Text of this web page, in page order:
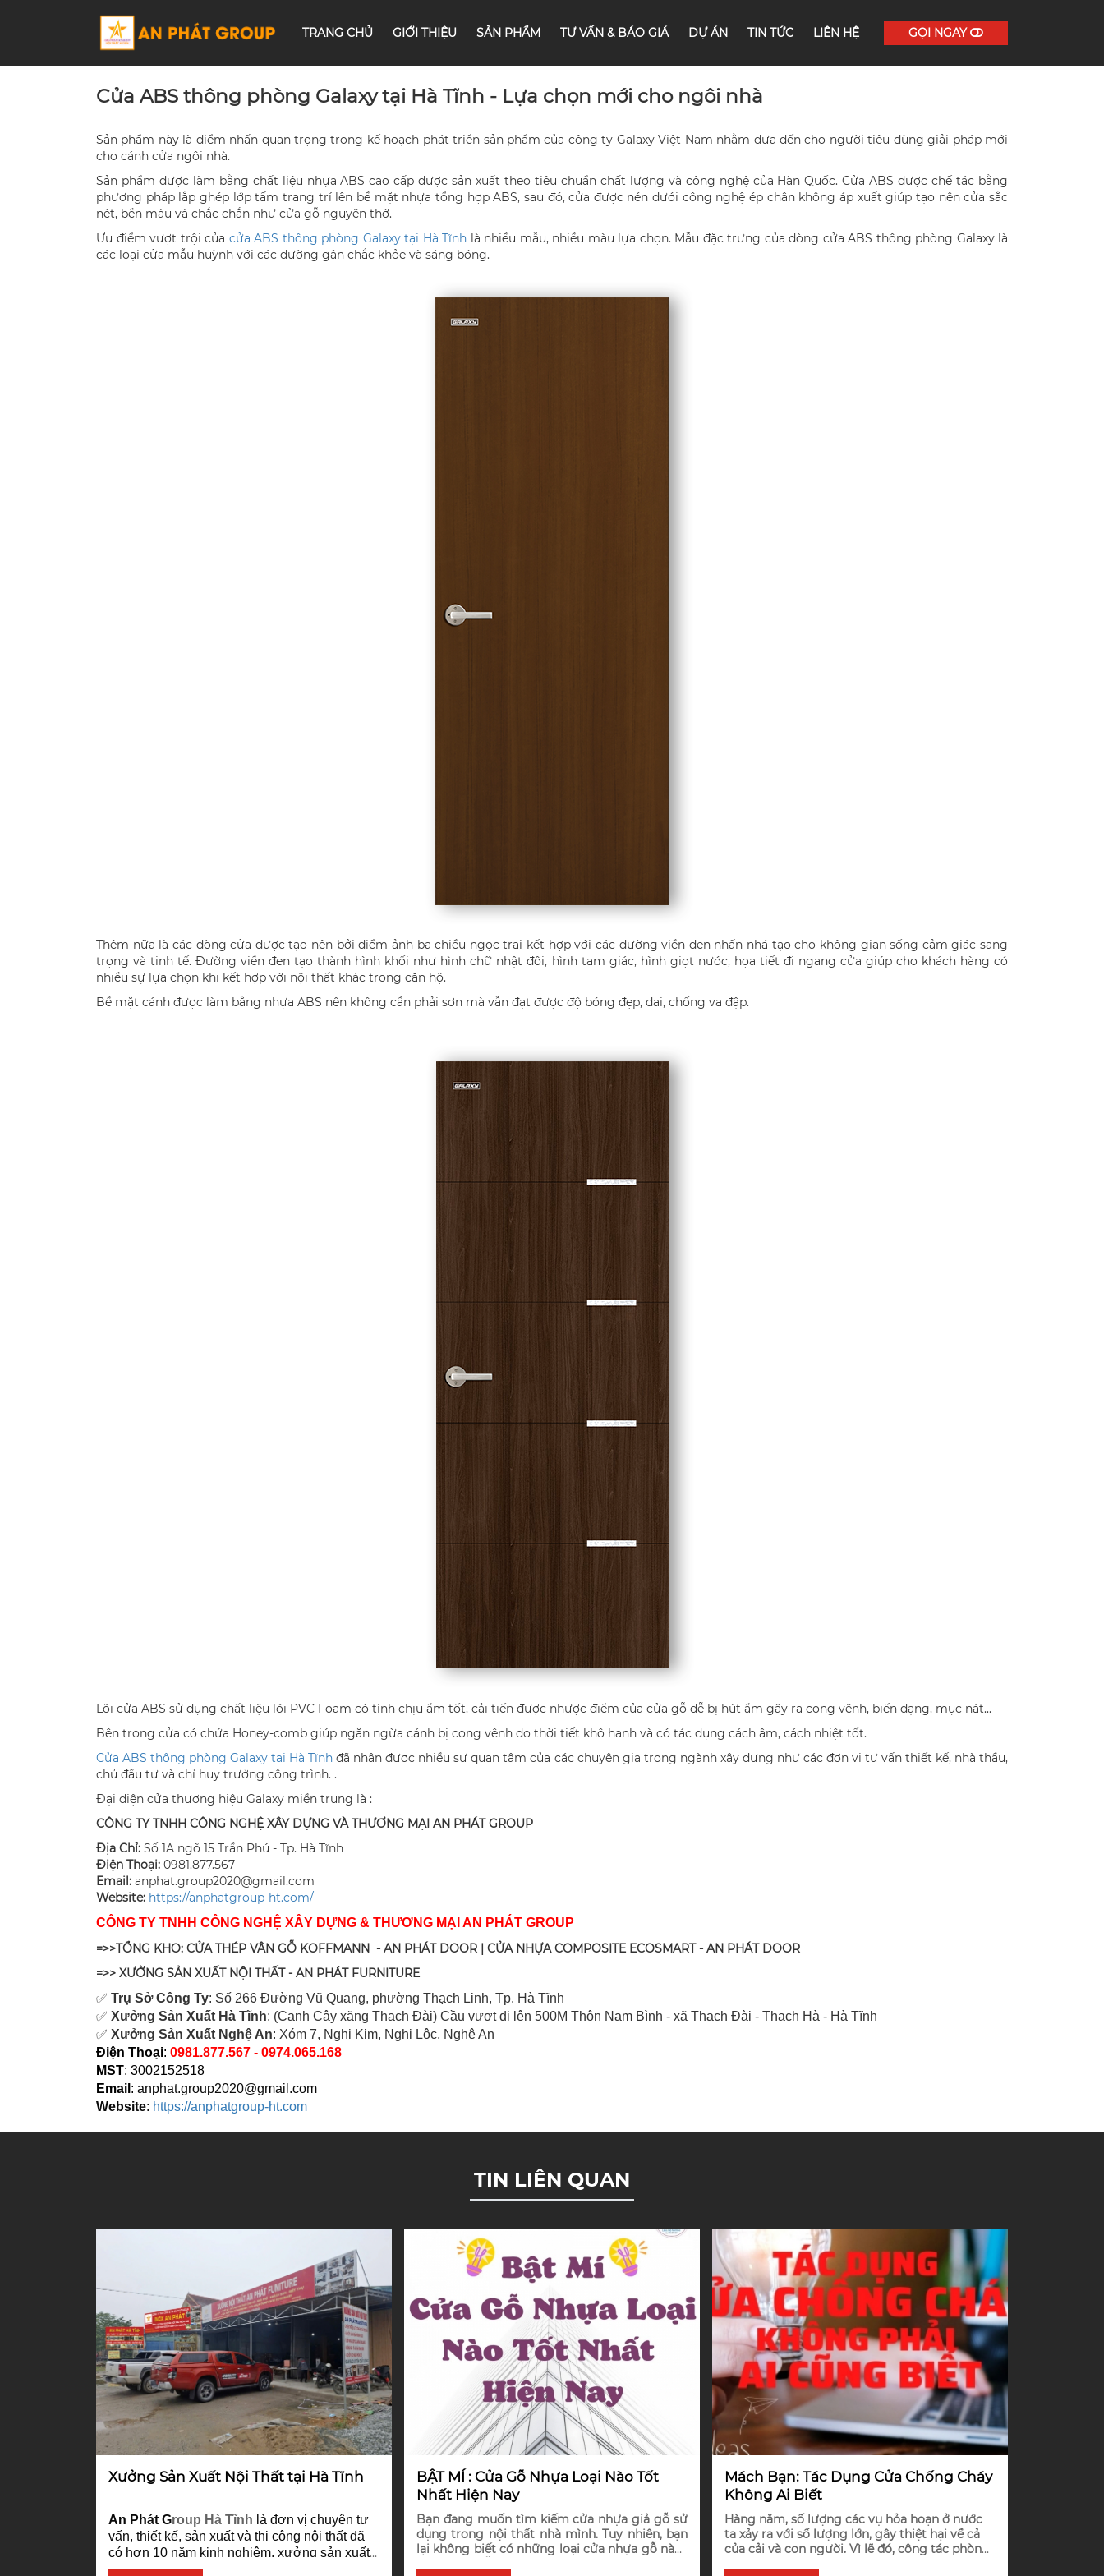
TRANG CHỦ GIỚI THIỆU SẢN PHẨM TƯ VẤN & BÁO GIÁ DỰ ÁN TIN TỨC LIÊN HỆ GỌI NGAY
Cửa ABS thông phòng Galaxy tại Hà Tĩnh - Lựa chọn mới cho ngôi nhà
Sản phẩm này là điểm nhấn quan trọng trong kế hoạch phát triển sản phẩm của công ty Galaxy Việt Nam nhằm đưa đến cho người tiêu dùng giải pháp mới
cho cánh cửa ngôi nhà.
Sản phẩm được làm bằng chất liệu nhựa ABS cao cấp được sản xuất theo tiêu chuẩn chất lượng và công nghệ của Hàn Quốc. Cửa ABS được chế tác bằng
phương pháp lắp ghép lớp tấm trang trí lên bề mặt nhựa tổng hợp ABS, sau đó, cửa được nén dưới công nghệ ép chân không áp xuất giúp tạo nên cửa sắc
nét, bền màu và chắc chắn như cửa gỗ nguyên thớ.
Ưu điểm vượt trội của cửa ABS thông phòng Galaxy tại Hà Tĩnh là nhiều mẫu, nhiều màu lựa chọn. Mẫu đặc trưng của dòng cửa ABS thông phòng Galaxy là
các loại cửa mẫu huỳnh với các đường gân chắc khỏe và sáng bóng.
Thêm nữa là các dòng cửa được tạo nên bởi điểm ảnh ba chiều ngọc trai kết hợp với các đường viền đen nhấn nhá tạo cho không gian sống cảm giác sang
trọng và tinh tế. Đường viền đen tạo thành hình khối như hình chữ nhật đôi, hình tam giác, hình giọt nước, họa tiết đi ngang cửa giúp cho khách hàng có
nhiều sự lựa chọn khi kết hợp với nội thất khác trong căn hộ.
Bề mặt cánh được làm bằng nhựa ABS nên không cần phải sơn mà vẫn đạt được độ bóng đẹp, dai, chống va đập.
Lõi cửa ABS sử dụng chất liệu lõi PVC Foam có tính chịu ẩm tốt, cải tiến được nhược điểm của cửa gỗ dễ bị hút ẩm gây ra cong vênh, biến dạng, mục nát...
Bên trong cửa có chứa Honey-comb giúp ngăn ngừa cánh bị cong vênh do thời tiết khô hanh và có tác dụng cách âm, cách nhiệt tốt.
Cửa ABS thông phòng Galaxy tại Hà Tĩnh đã nhận được nhiều sự quan tâm của các chuyên gia trong ngành xây dựng như các đơn vị tư vấn thiết kế, nhà thầu,
chủ đầu tư và chỉ huy trưởng công trình. .
Đại diện cửa thương hiệu Galaxy miền trung là :
CÔNG TY TNHH CÔNG NGHỆ XÂY DỰNG VÀ THƯƠNG MẠI AN PHÁT GROUP
Địa Chỉ: Số 1A ngõ 15 Trần Phú - Tp. Hà Tĩnh
Điện Thoại: 0981.877.567
Email: anphat.group2020@gmail.com
​Website: https://anphatgroup-ht.com/
CÔNG TY TNHH CÔNG NGHỆ XÂY DỰNG & THƯƠNG MẠI AN PHÁT GROUP
=>>TỔNG KHO: CỬA THÉP VÂN GỖ KOFFMANN - AN PHÁT DOOR | CỬA NHỰA COMPOSITE ECOSMART - AN PHÁT DOOR
=>> XƯỞNG SẢN XUẤT NỘI THẤT - AN PHÁT FURNITURE
✅ Trụ Sở Công Ty: Số 266 Đường Vũ Quang, phường Thạch Linh, Tp. Hà Tĩnh
✅ Xưởng Sản Xuất Hà Tĩnh: (Cạnh Cây xăng Thạch Đài) Cầu vượt đi lên 500M Thôn Nam Bình - xã Thạch Đài - Thạch Hà - Hà Tĩnh
✅ Xưởng Sản Xuất Nghệ An: Xóm 7, Nghi Kim, Nghi Lộc, Nghệ An
Điện Thoại: 0981.877.567 - 0974.065.168
MST: 3002152518
Email : anphat.group2020@gmail.com
Website: https://anphatgroup-ht.com
TIN LIÊN QUAN
Xưởng Sản Xuất Nội Thất tại Hà Tĩnh
An Phát Group Hà Tĩnh là đơn vị chuyên tư
vấn, thiết kế, sản xuất và thi công nội thất đã
có hơn 10 năm kinh nghiệm, xưởng sản xuất
nội thấtAn Phát Group Hà Tĩnh
BẬT MÍ : Cửa Gỗ Nhựa Loại Nào Tốt
Nhất Hiện Nay
Bạn đang muốn tìm kiếm cửa nhựa giả gỗ sử
dụng trong nội thất nhà mình. Tuy nhiên, bạn
lại không biết có những loại cửa nhựa gỗ nào?
Mách Bạn: Tác Dụng Cửa Chống Cháy
Không Ai Biết
Hàng năm, số lượng các vụ hỏa hoạn ở nước
ta xảy ra với số lượng lớn, gây thiệt hại về cả
của cải và con người. Vì lẽ đó, công tác phòng